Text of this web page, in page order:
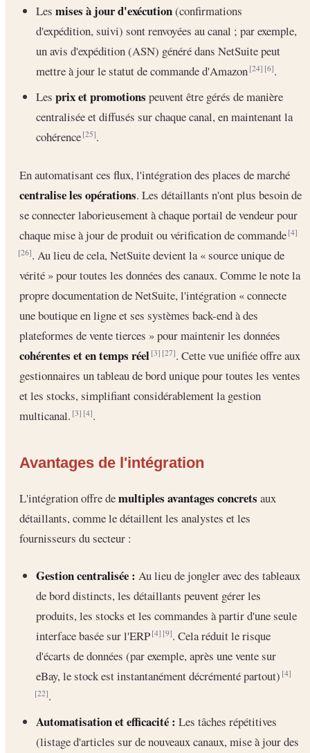
Les mises à jour d'exécution(confirmations
d'expédition, suivi) sont renvoyées au canal ; par exemple,
un avis d'expédition (ASN) généré dans NetSuite peut
mettre à jour le statut de commande d'Amazon[24] [6].
Les prix et promotions peuvent être gérés de manière
centralisée et diffusés sur chaque canal, en maintenant la
cohérence[25].
En automatisant ces flux, l'intégration des places de marché
centralise les opérations. Les détaillants n'ont plus besoin de
se connecter laborieusement à chaque portail de vendeur pour
chaque mise à jour de produit ou vérification de commande[4]
[26]. Au lieu de cela, NetSuite devient la « source unique de
vérité » pour toutes les données des canaux. Comme le note la
propre documentation de NetSuite, l'intégration « connecte
une boutique en ligne et ses systèmes back-end à des
plateformes de vente tierces » pour maintenir les données
cohérentes et en temps réel [3] [27]. Cette vue unifiée offre aux
gestionnaires un tableau de bord unique pour toutes les ventes
et les stocks, simplifiant considérablement la gestion
multicanal.[3] [4].
Avantages de l'intégration
L'intégration offre demultiples avantages concrets aux
détaillants, comme le détaillent les analystes et les
fournisseurs du secteur :
Gestion centralisée : Au lieu de jongler avec des tableaux
de bord distincts, les détaillants peuvent gérer les
produits, les stocks et les commandes à partir d'une seule
interface basée sur l'ERP[4] [9]. Cela réduit le risque
d'écarts de données (par exemple, après une vente sur
eBay, le stock est instantanément décrémenté partout)[4]
[22].
Automatisation et efficacité : Les tâches répétitives
(listage d'articles sur de nouveaux canaux, mise à jour des